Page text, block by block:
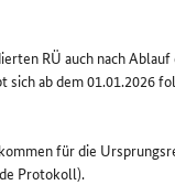
RÜ auch nach Ablauf
ab dem 01.01.2026
für die
Protokoll).